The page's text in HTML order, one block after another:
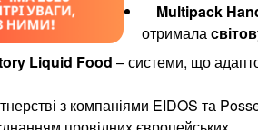
Multipack
отримала
Liquid Food – системи, що
з компаніями EIDOS та